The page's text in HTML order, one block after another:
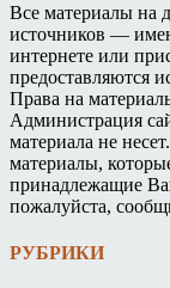
Все материалы на
источников —
интернете или
предоставляются
Права на
Администрация
материала не
материалы,
принадлежащие
пожалуйста,
РУБРИКИ